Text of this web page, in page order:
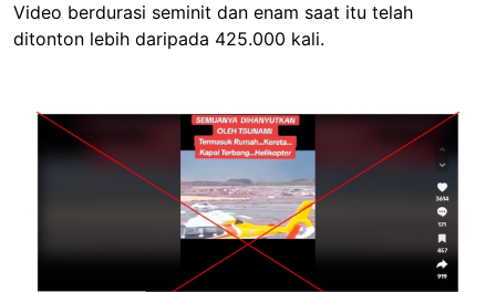
Video berdurasi seminit dan enam saat itu telah
ditonton lebih daripada 425.000 kali.
Image